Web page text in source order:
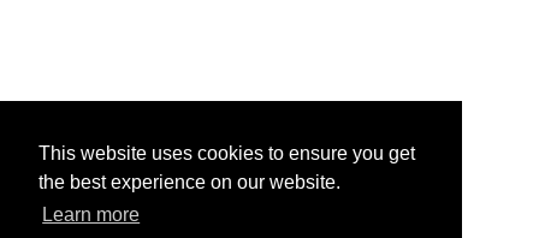
This website uses cookies to ensure you get
the best experience on our website.
Learn more